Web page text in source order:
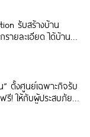
รับสร้างบ้าน
ายละเอียด ได้บ้าน
” ตั้งศูนย์เฉพาะกิจรับ
รี! ให้กับผู้ประสบภัย